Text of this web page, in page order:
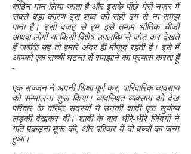
कठिन मान लिया जाता है और इसके पीछे मेरी नज़र में
सबसे बड़ा कारण इस शब्द को सही ढंग से ना समझ
पाना है। इसी वजह से हम इसे तमाम भौतिक चीजों
अथवा लोगों या किसी विशेष उपलब्धि से जोड़ कर देखते
हैं जबकि यह तो हमारे अंदर ही मौजूद रहती है। इसे मैं
आपको एक सच्ची घटना से समझाने का प्रयास करता हूँ
-
एक सज्जन ने अपनी शिक्षा पूर्ण कर, पारिवारिक व्यवसाय
को सम्भालना शुरू किया। व्यवस्थित व्यवसाय को देख
परिवार के वरिष्ठ सदस्यों ने उनकी शादी एक सुयोग्य
लड़की देखकर दी। शादी के बाद धीरे-धीरे ज़िंदगी ने
गति पकड़ना शुरू की, ओर परिवार में दो बच्चों का जन्म
हुआ।